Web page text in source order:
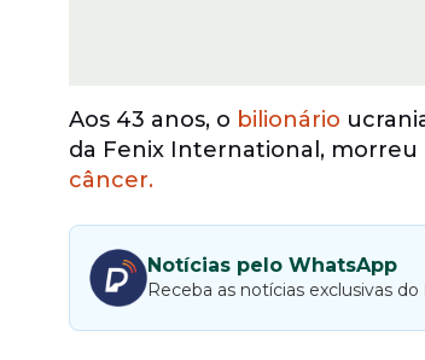
Aos 43 anos, o bilionário
da Fenix International,
câncer.
Notícias pelo WhatsApp
Receba as notícias exclusivas do